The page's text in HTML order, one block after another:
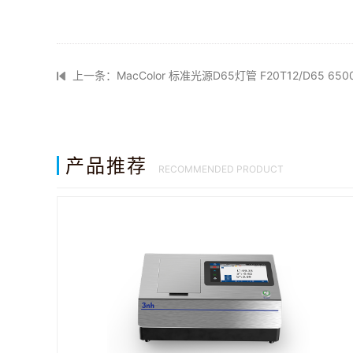
上一条：MacColor 标准光源D65灯管 F20T12/D65
产品推荐 RECOMMENDED PRODUCT